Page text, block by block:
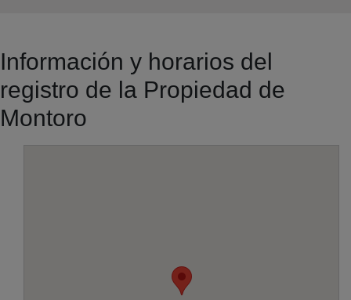
Información y horarios del
registro de la Propiedad de
Montoro